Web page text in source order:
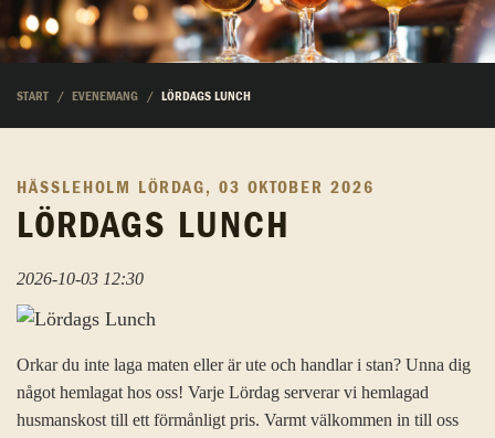
START EVENEMANG LÖRDAGS LUNCH
HÄSSLEHOLM LÖRDAG, 03 OKTOBER 2026
LÖRDAGS LUNCH
2026-10-03 12:30
Orkar du inte laga maten eller är ute och handlar i stan? Unna dig
något hemlagat hos oss! Varje Lördag serverar vi hemlagad
husmanskost till ett förmånligt pris. Varmt välkommen in till oss